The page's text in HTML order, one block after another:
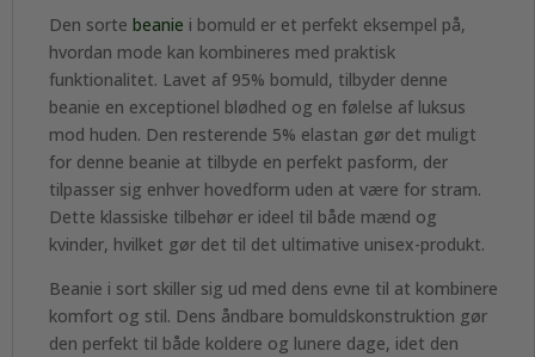
Den sorte beanie i bomuld er et perfekt eksempel på,
hvordan mode kan kombineres med praktisk
funktionalitet. Lavet af 95% bomuld, tilbyder denne
beanie en exceptionel blødhed og en følelse af luksus
mod huden. Den resterende 5% elastan gør det muligt
for denne beanie at tilbyde en perfekt pasform, der
tilpasser sig enhver hovedform uden at være for stram.
Dette klassiske tilbehør er ideel til både mænd og
kvinder, hvilket gør det til det ultimative unisex-produkt.
Beanie i sort skiller sig ud med dens evne til at kombinere
komfort og stil. Dens åndbare bomuldskonstruktion gør
den perfekt til både koldere og lunere dage, idet den